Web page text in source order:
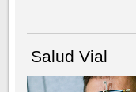
Salud Vial